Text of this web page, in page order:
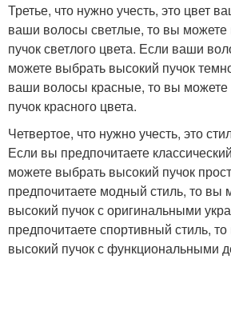
Третье, что нужно учесть, это цвет
ваши волосы светлые, то вы можете
пучок светлого цвета. Если ваши
можете выбрать высокий пучок
ваши волосы красные, то вы
пучок красного цвета.
Четвертое, что нужно учесть, это
Если вы предпочитаете
можете выбрать высокий пучок
предпочитаете модный стиль, то вы
высокий пучок с оригинальными
предпочитаете спортивный стиль,
высокий пучок с функциональными